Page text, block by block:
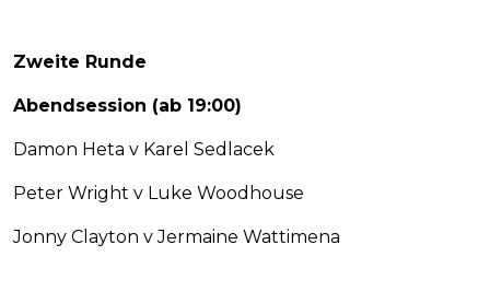
Zweite Runde
Abendsession (ab 19:00)
Damon Heta v Karel Sedlacek
Peter Wright v Luke Woodhouse
Jonny Clayton v Jermaine Wattimena